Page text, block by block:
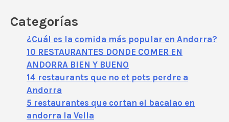
Categorías
¿Cuál es la comida más popular en Andorra?
10 RESTAURANTES DONDE COMER EN
ANDORRA BIEN Y BUENO
14 restaurants que no et pots perdre a
Andorra
5 restaurantes que cortan el bacalao en
andorra la Vella